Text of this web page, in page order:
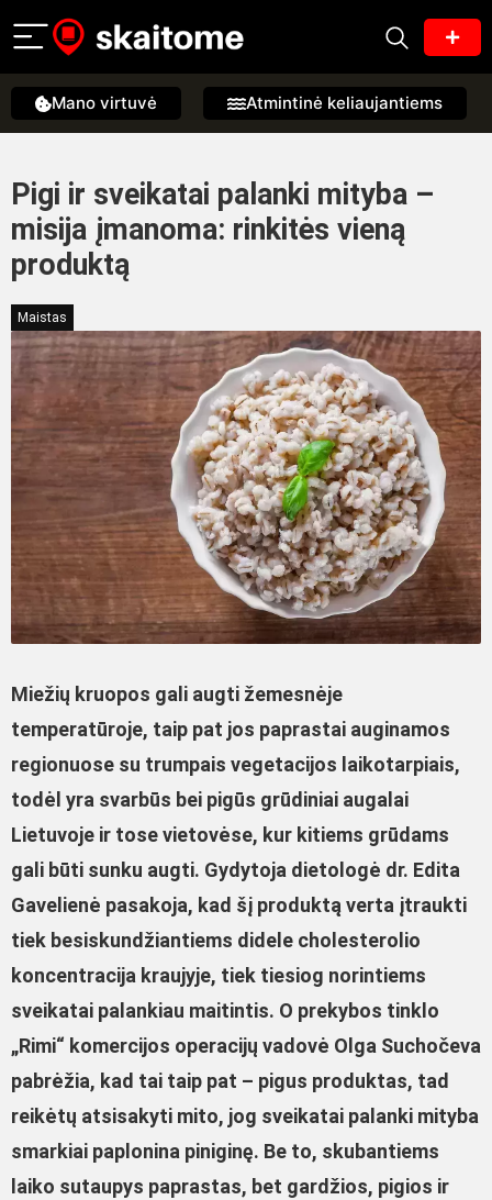
Mano virtuvė Atmintinė keliaujantiems
Pigi ir sveikatai palanki mityba –
misija įmanoma: rinkitės vieną
produktą
Maistas
Miežių kruopos gali augti žemesnėje
temperatūroje, taip pat jos paprastai auginamos
regionuose su trumpais vegetacijos laikotarpiais,
todėl yra svarbūs bei pigūs grūdiniai augalai
Lietuvoje ir tose vietovėse, kur kitiems grūdams
gali būti sunku augti. Gydytoja dietologė dr. Edita
Gavelienė pasakoja, kad šį produktą verta įtraukti
tiek besiskundžiantiems didele cholesterolio
koncentracija kraujyje, tiek tiesiog norintiems
sveikatai palankiau maitintis. O prekybos tinklo
„Rimi“ komercijos operacijų vadovė Olga Suchočeva
pabrėžia, kad tai taip pat – pigus produktas, tad
reikėtų atsisakyti mito, jog sveikatai palanki mityba
smarkiai paplonina piniginę. Be to, skubantiems
laiko sutaupys paprastas, bet gardžios, pigios ir